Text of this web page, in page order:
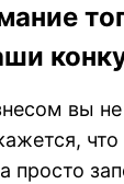
вы не
просто